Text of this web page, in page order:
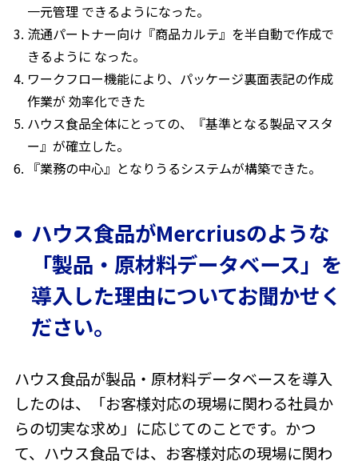
一元管理 できるようになった。
流通パートナー向け『商品カルテ』を半自動で作成で
きるように なった。
ワークフロー機能により、パッケージ裏面表記の作成
作業が 効率化できた
ハウス食品全体にとっての、『基準となる製品マスタ
ー』が確立した。
『業務の中心』となりうるシステムが構築できた。
ハウス食品がMercriusのような
「製品・原材料データベース」を
導入した理由についてお聞かせく
ださい。
ハウス食品が製品・原材料データベースを導入
したのは、「お客様対応の現場に関わる社員か
らの切実な求め」に応じてのことです。かつ
て、ハウス食品では、お客様対応の現場に関わ